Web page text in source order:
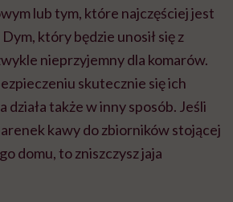
lub tym, które najczęściej jest
który będzie unosił się z
nieprzyjemny dla komarów.
skutecznie się ich
działa także w inny sposób. Jeśli
kawy do zbiorników stojącej
domu, to zniszczysz jaja